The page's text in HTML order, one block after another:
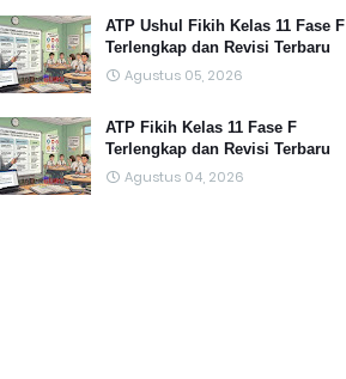
ATP Ushul Fikih Kelas 11 Fase F
Terlengkap dan Revisi Terbaru
Agustus 05, 2026
ATP Fikih Kelas 11 Fase F
Terlengkap dan Revisi Terbaru
Agustus 04, 2026